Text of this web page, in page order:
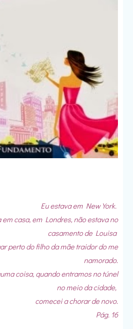
Eu estava em New York.
em casa, em Londres, não estava no
casamento de Louisa
perto do filho da mãe traidor do me
namorado.
coisa, quando entramos no túnel
no meio da cidade,
comecei a chorar de novo.
Pág. 16